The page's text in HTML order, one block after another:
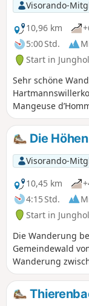
höchsten Gipfel
Visorando-
10,96 km
5:00 Std.
Start in
Sehr schöne
Mangeuse
Ersten Weltkrieg
Sie können
Überreste (alte
Unterstände,
und einen
elsässische Ebene
Die
Visorando-
10,45 km
4:15 Std.
Start in
Die Wanderung
Gemeindewald
Wanderung
Rimbach,
Wanderung kann
unternommen